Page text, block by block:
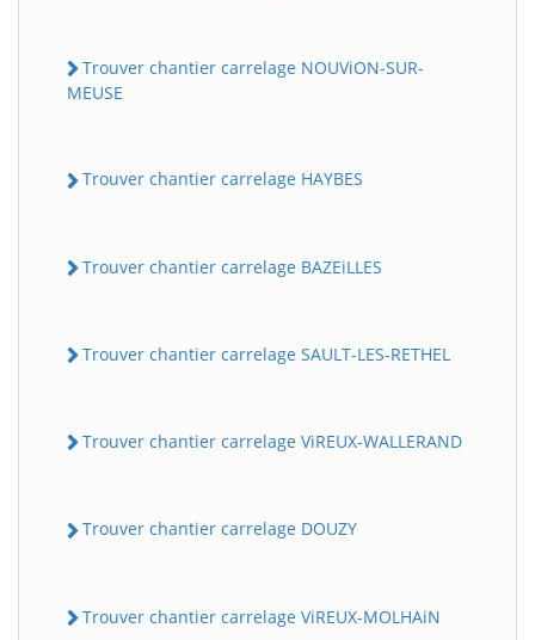
Trouver chantier carrelage NOUViON-SUR-
MEUSE
Trouver chantier carrelage HAYBES
Trouver chantier carrelage BAZEiLLES
Trouver chantier carrelage SAULT-LES-RETHEL
Trouver chantier carrelage ViREUX-WALLERAND
Trouver chantier carrelage DOUZY
Trouver chantier carrelage ViREUX-MOLHAiN